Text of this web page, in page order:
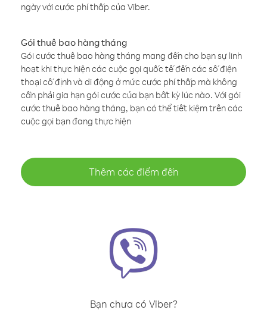
ngày với cước phí thấp của Viber.
Gói thuê bao hàng tháng
Gói cước thuê bao hàng tháng mang đến cho bạn sự linh
hoạt khi thực hiện các cuộc gọi quốc tế đến các số điện
thoại cố định và di động ở mức cước phí thấp mà không
cần phải gia hạn gói cước của bạn bất kỳ lúc nào. Với gói
cước thuê bao hàng tháng, bạn có thể tiết kiệm trên các
cuộc gọi bạn đang thực hiện
Thêm các điểm đến
Bạn chưa có Viber?